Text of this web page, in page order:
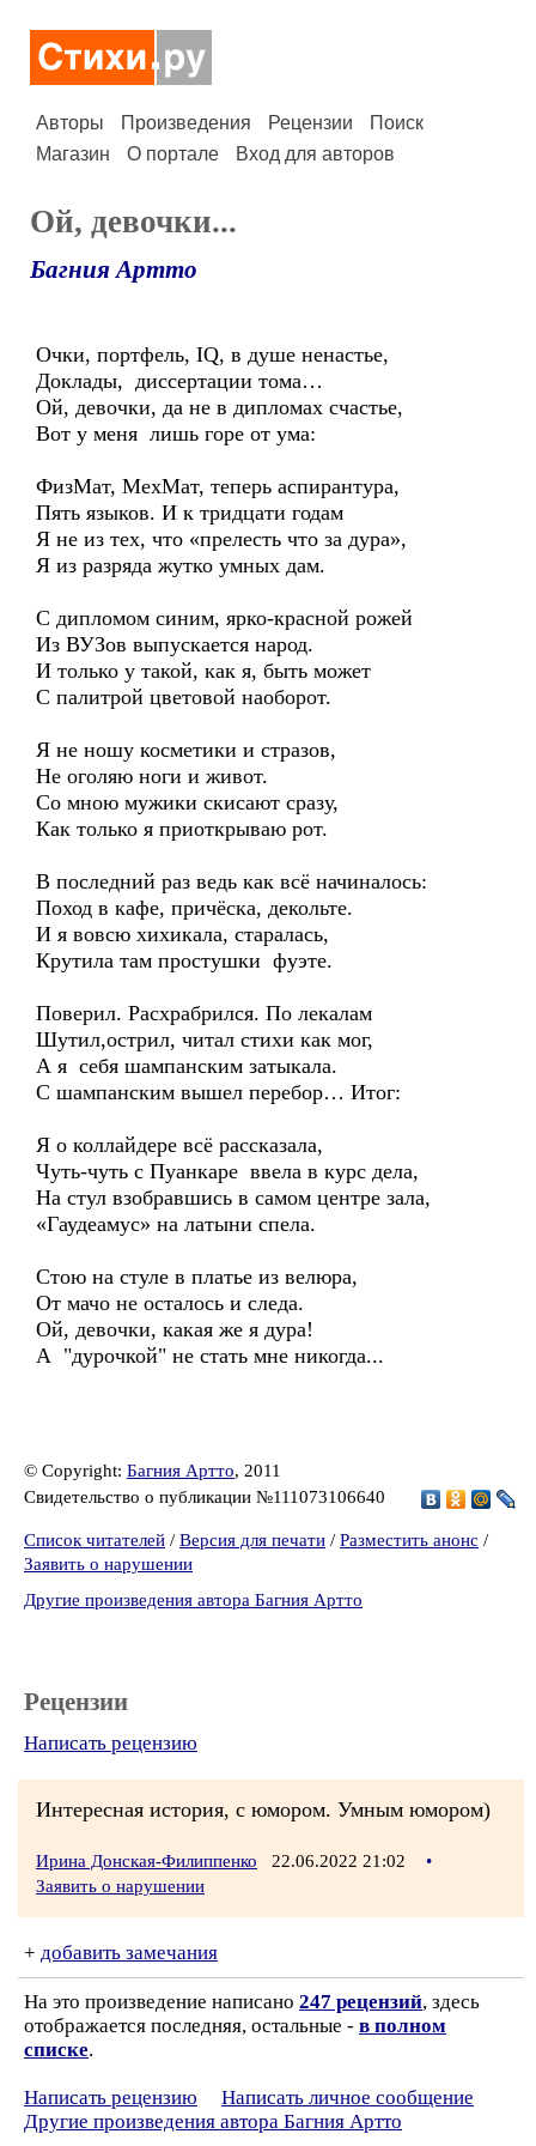
Авторы Произведения Рецензии
Поиск
Магазин
О портале Вход для авторов
Ой, девочки...
Багния Артто
Очки, портфель, IQ, в душе ненастье,
Доклады, диссертации тома…
Ой, девочки, да не в дипломах счастье,
Вот у меня лишь горе от ума:
ФизМат, МехМат, теперь аспирантура,
Пять языков. И к тридцати годам
Я не из тех, что «прелесть что за дура»,
Я из разряда жутко умных дам.
С дипломом синим, ярко-красной рожей
Из ВУЗов выпускается народ.
И только у такой, как я, быть может
С палитрой цветовой наоборот.
Я не ношу косметики и стразов,
Не оголяю ноги и живот.
Со мною мужики скисают сразу,
Как только я приоткрываю рот.
В последний раз ведь как всё начиналось:
Поход в кафе, причёска, декольте.
И я вовсю хихикала, старалась,
Крутила там простушки фуэте.
Поверил. Расхрабрился. По лекалам
Шутил,острил, читал стихи как мог,
А я себя шампанским затыкала.
С шампанским вышел перебор… Итог:
Я о коллайдере всё рассказала,
Чуть-чуть с Пуанкаре ввела в курс дела,
На стул взобравшись в самом центре зала,
«Гаудеамус» на латыни спела.
Стою на стуле в платье из велюра,
От мачо не осталось и следа.
Ой, девочки, какая же я дура!
А "дурочкой" не стать мне никогда...
© Copyright: Багния Артто, 2011
Свидетельство о публикации №111073106640
Список читателей / Версия для печати / Разместить анонс /
Заявить о нарушении
Другие произведения автора Багния Артто
Рецензии
Написать рецензию
Интересная история, с юмором. Умным юмором)
Ирина Донская-Филиппенко 22.06.2022 21:02
•
Заявить о нарушении
+ добавить замечания
На это произведение написано 247 рецензий, здесь
отображается последняя, остальные - в полном
списке.
Написать рецензию
Написать личное сообщение
Другие произведения автора Багния Артто